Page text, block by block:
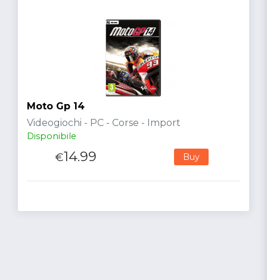
Moto Gp 14
Videogiochi - PC - Corse - Import
Disponibile
€14.99 Buy